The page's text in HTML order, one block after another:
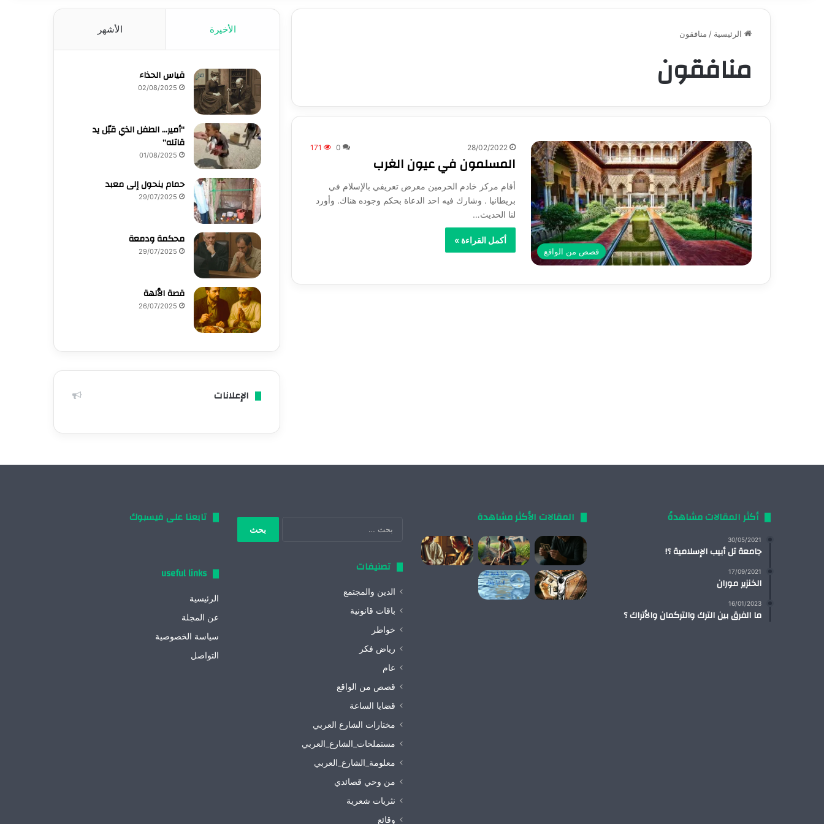
الرئيسية / منافقون
منافقون
قصص من الواقع
28/02/2022
0
171
المسلمون في عيون الغرب
أقام مركز خادم الحرمين معرض تعريفي بالإسلام في
بريطانيا . وشارك فيه احد الدعاة بحكم وجوده هناك. وأورد
لنا الحديث…
أكمل القراءة »
الأخيرة الأشهر
قياس الحذاء
02/08/2025
“أمير… الطفل الذي قبّل يد
قاتله”
01/08/2025
حمام ينحول إلى معبد
29/07/2025
محكمة ودمعة
29/07/2025
قصة الٱلهة
26/07/2025
الإعلانات
أكثر المقالات مشاهدةً
30/05/2021
جامعة تل أبيب الإسلامية ؟!
17/09/2021
الخنزير موران
16/01/2023
ما الفرق بين الترك والتركمان والأتراك ؟
المقالات الأكثر مشاهدة
تصنيفات
الدين والمجتمع
باقات قانونية
خواطر
رياض فكر
عام
قصص من الواقع
قضايا الساعة
مختارات الشارع العربي
مستملحات_الشارع_العربي
معلومة_الشارع_العربي
من وحي قصائدي
نثريات شعرية
وقائع
تابعنا على فيسبوك
useful links
الرئيسية
عن المجلة
سياسة الخصوصية
التواصل